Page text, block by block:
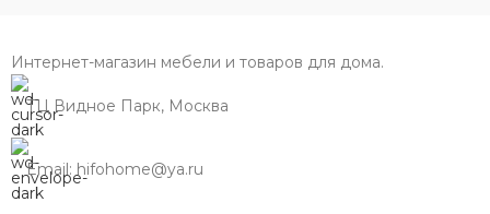
Интернет-магазин мебели и товаров для дома.
ТЦ Видное Парк, Москва
Email: hifohome@ya.ru